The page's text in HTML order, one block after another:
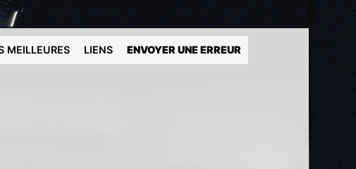
MEILLEURES LIENS ENVOYER UNE ERREUR